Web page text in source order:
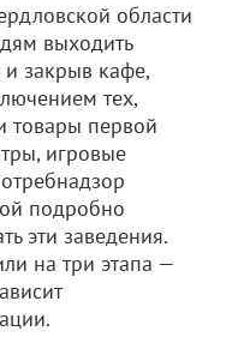
области
выходить
закрыв кафе,
тех,
товары первой
игровые
подробно
эти заведения.
на три этапа —